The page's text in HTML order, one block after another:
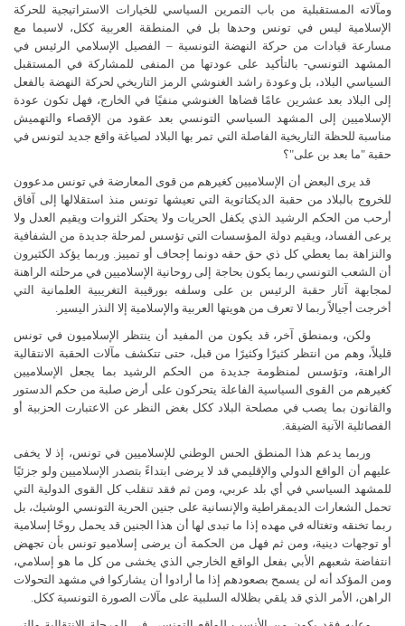
ومآلاته المستقبلية من باب التمرين السياسي للخيارات الاستراتيجية للحركة
الإسلامية ليس في تونس وحدها بل في المنطقة العربية ككل، لاسيما مع
مسارعة قيادات من حركة النهضة التونسية – الفصيل الإسلامي الرئيس في
المشهد التونسي- بالتأكيد على عودتها من المنفى للمشاركة في المستقبل
السياسي البلاد، بل وعودة راشد الغنوشي الرمز التاريخي لحركة النهضة بالفعل
إلى البلاد بعد عشرين عامًا قضاها الغنوشي منفيًا في الخارج، فهل تكون عودة
الإسلاميين إلى المشهد السياسي التونسي بعد عقود من الإقصاء والتهميش
مناسبة للحظة التاريخية الفاصلة التي تمر بها البلاد لصياغة واقع جديد لتونس في
حقبة "ما بعد بن على"؟
قد يرى البعض أن الإسلاميين كغيرهم من قوى المعارضة في تونس مدعوون
للخروج بالبلاد من حقبة الديكتاتوية التي تعيشها تونس منذ استقلالها إلى آفاق
أرحب من الحكم الرشيد الذي يكفل الحريات ولا يحتكر الثروات ويقيم العدل ولا
يرعى الفساد، ويقيم دولة المؤسسات التي تؤسس لمرحلة جديدة من الشفافية
والنزاهة بما يعطي كل ذي حق حقه دونما إجحاف أو تمييز. وربما يؤكد الكثيرون
أن الشعب التونسي ربما يكون بحاجة إلى روحانية الإسلاميين في مرحلته الراهنة
لمجابهة آثار حقبة الرئيس بن على وسلفه بورقيبة التغريبية العلمانية التي
أخرجت أجيالاً ربما لا تعرف من هويتها العربية والإسلامية إلا النذر اليسير.
ولكن، وبمنطق آخر، قد يكون من المفيد أن ينتظر الإسلاميون في تونس
قليلاً، وهم من انتظر كثيرًا وكثيرًا من قبل، حتى تتكشف مآلات الحقبة الانتقالية
الراهنة، وتؤسس لمنظومة جديدة من الحكم الرشيد بما يجعل الإسلاميين
كغيرهم من القوى السياسية الفاعلة يتحركون على أرض صلبة من حكم الدستور
والقانون بما يصب في مصلحة البلاد ككل بغض النظر عن الاعتبارت الحزبية أو
الفصائلية الآنية الضيقة.
وربما يدعم هذا المنطق الحس الوطني للإسلاميين في تونس، إذ لا يخفى
عليهم أن الواقع الدولي والإقليمي قد لا يرضى ابتداءً بتصدر الإسلاميين ولو جزئيًا
للمشهد السياسي في أي بلد عربي، ومن ثم فقد تنقلب كل القوى الدولية التي
تحمل الشعارات الديمقراطية والإنسانية على جنين الحرية التونسي الوشيك، بل
ربما تخنقه وتغتاله في مهده إذا ما تبدى لها أن هذا الجنين قد يحمل روحًا إسلامية
أو توجهات دينية، ومن ثم فهل من الحكمة أن يرضى إسلاميو تونس بأن تجهض
انتفاضة شعبهم الأبي بفعل الواقع الخارجي الذي يخشى من كل ما هو إسلامي،
ومن المؤكد أنه لن يسمح بصعودهم إذا ما أرادوا أن يشاركوا في مشهد التحولات
الراهن، الأمر الذي قد يلقي بظلاله السلبية على مآلات الصورة التونسية ككل.